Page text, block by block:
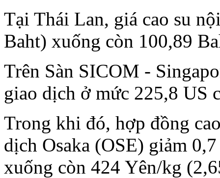
Tại Thái Lan, giá cao su
Baht) xuống còn 100,89
Trên Sàn SICOM -
giao dịch ở mức 225,8 US
Trong khi đó, hợp đồng
dịch Osaka (OSE) giảm
xuống còn 424 Yên/kg